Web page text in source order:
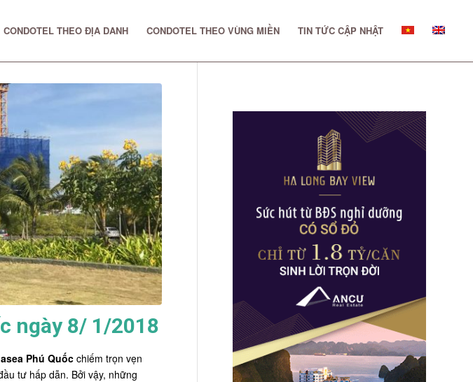
CONDOTEL THEO ĐỊA DANH CONDOTEL THEO VÙNG MIỀN TIN TỨC CẬP NHẬT
ngày 8/ 1/2018
Phú Quốc chiếm trọn vẹn
tư hấp dẫn. Bởi vậy, những